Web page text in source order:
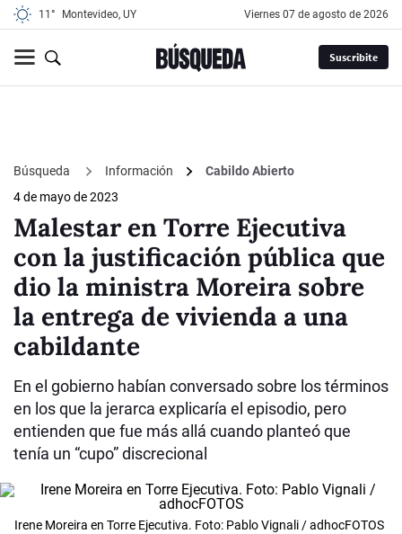
11° Montevideo, UY viernes 07 de agosto de 2026
Suscribite
Búsqueda Información
Cabildo Abierto
4 de mayo de 2023
Malestar en Torre Ejecutiva
con la justificación pública que
dio la ministra Moreira sobre
la entrega de vivienda a una
cabildante
En el gobierno habían conversado sobre los términos
en los que la jerarca explicaría el episodio, pero
entienden que fue más allá cuando planteó que
tenía un “cupo” discrecional
Irene Moreira en Torre Ejecutiva. Foto: Pablo Vignali / adhocFOTOS